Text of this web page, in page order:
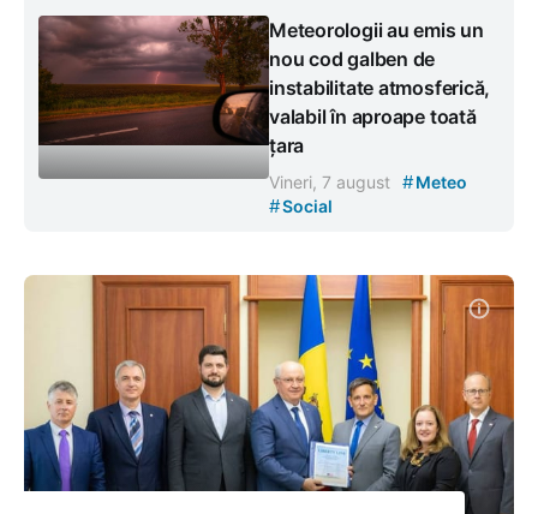
Meteorologii au emis un
nou cod galben de
instabilitate atmosferică,
valabil în aproape toată
țara
Vineri, 7 august #Meteo
#Social